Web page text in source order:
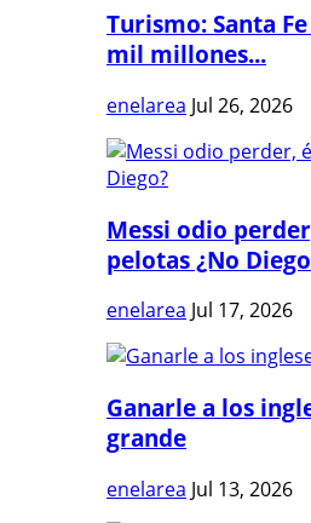
Turismo: Santa
mil millones...
enelarea Jul 26, 2026
Messi odio
pelotas ¿No
enelarea Jul 17, 2026
Ganarle a los
grande
enelarea Jul 13, 2026